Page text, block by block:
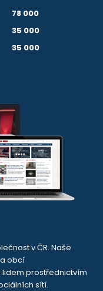
78 000
35 000
35 000
v ČR. Naše
obcí
lidem prostřednictvím
sítí.